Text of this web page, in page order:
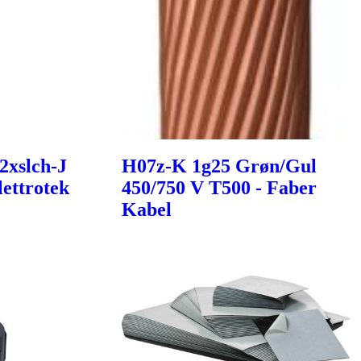
J
H07z-K 1g25 Grøn/Gul
450/750 V T500 - Faber
Kabel